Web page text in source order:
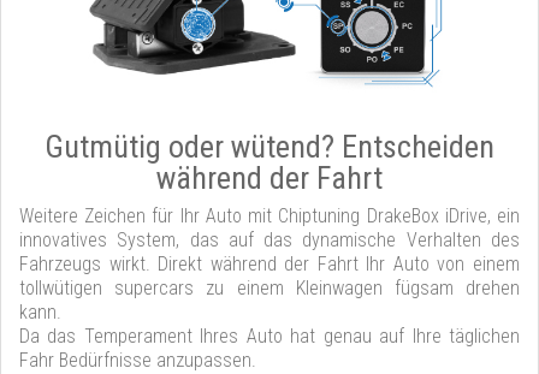
Gutmütig oder wütend? Entscheiden
während der Fahrt
Weitere Zeichen für Ihr Auto mit Chiptuning DrakeBox iDrive, ein
innovatives System, das auf das dynamische Verhalten des
Fahrzeugs wirkt. Direkt während der Fahrt Ihr Auto von einem
tollwütigen supercars zu einem Kleinwagen fügsam drehen
kann.
Da das Temperament Ihres Auto hat genau auf Ihre täglichen
Fahr Bedürfnisse anzupassen.